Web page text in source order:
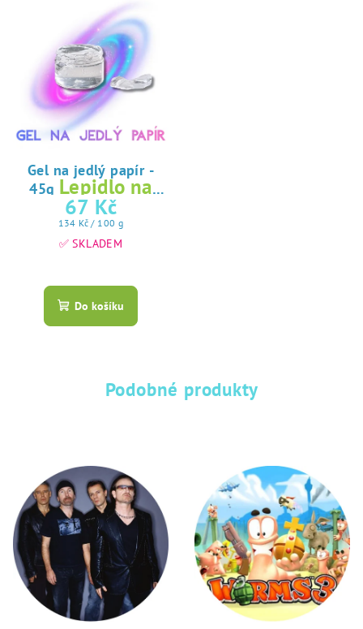
Gel na jedlý papír -
45g Lepidlo na
jedlý papír
67 Kč
Měrná
cena:
134 Kč / 100 g
✅ SKLADEM
hodnocení
produktu
hvězdiček.
Do košíku
Podobné produkty